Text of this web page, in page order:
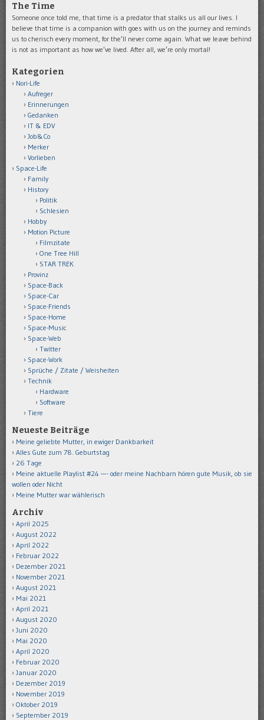
The Time
Someone once told me, that time is a predator that stalks us all our lives. I
believe that time is a companion with goes with us on the journey and reminds
us to cherisch every moment, for the’ll never come again. What we leave behind
is not as important as how we’ve lived. After all, we’re only mortal!
Kategorien
Nori-Life
Aufreger
Erinnerungen
Gedanken
IT & EDV
Job&Co
Merker
Vorlieben
Space-Life
Family
History
Politik
Schlesien
Hobby
Motion Picture
Filmzitate
One Tree Hill
STAR TREK
Provinz
Space-Back
Space-Car
Space-Friends
Space-Home
Space-Music
Space-Web
Twitter
Space-Work
Sprüche / Zitate / Weisheiten
Technik
Hardware
Software
Tiere
Neueste Beiträge
Meine geliebte Mutter, in ewiger Dankbarkeit
Alles Gute zum 78. Geburtstag
26 Tage
Meine aktuelle Playlist #24 —- oder meine Nachbarn hören gute Musik, ob sie
wollen oder Nicht
Meine Mutter war wählerisch
Archiv
April 2025
August 2022
April 2022
Februar 2022
Dezember 2021
November 2021
August 2021
Mai 2021
April 2021
August 2020
Juni 2020
Mai 2020
April 2020
Februar 2020
Januar 2020
Dezember 2019
November 2019
Oktober 2019
September 2019